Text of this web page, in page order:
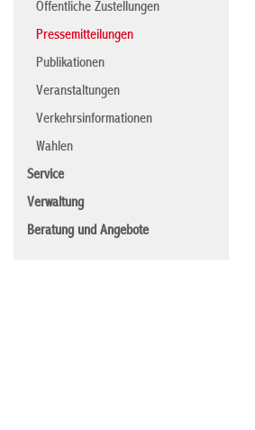
Öffentliche Zustellungen
Pressemitteilungen
Publikationen
Veranstaltungen
Verkehrsinformationen
Wahlen
Service
Verwaltung
Beratung und Angebote